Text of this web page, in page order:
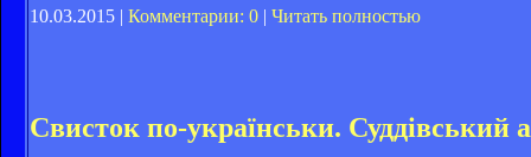
10.03.2015 | Комментарии: 0 | Читать полностью
Свисток по-українськи. Суддівський